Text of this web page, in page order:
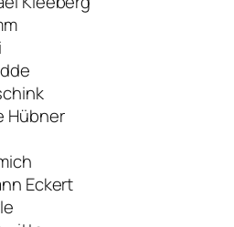
Hübner
Eckert